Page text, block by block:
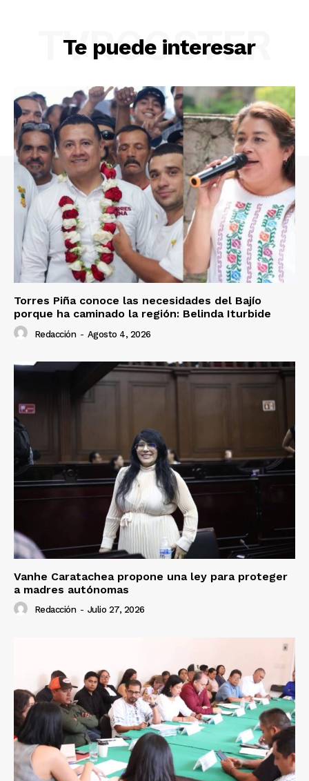
Te puede interesar
TVROOSTER
Torres Piña conoce las necesidades del Bajío
porque ha caminado la región: Belinda Iturbide
Redacción - Agosto 4, 2026
Vanhe Caratachea propone una ley para proteger
a madres autónomas
Redacción - Julio 27, 2026